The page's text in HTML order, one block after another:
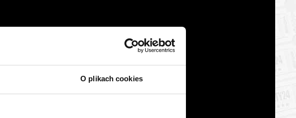
O plikach cookies